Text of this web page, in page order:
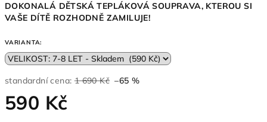
DOKONALÁ DĚTSKÁ TEPLÁKOVÁ SOUPRAVA, KTEROU SI
VAŠE DÍTĚ ROZHODNĚ ZAMILUJE!
VARIANTA:
standardní cena: 1 690 Kč –65 %
590 Kč